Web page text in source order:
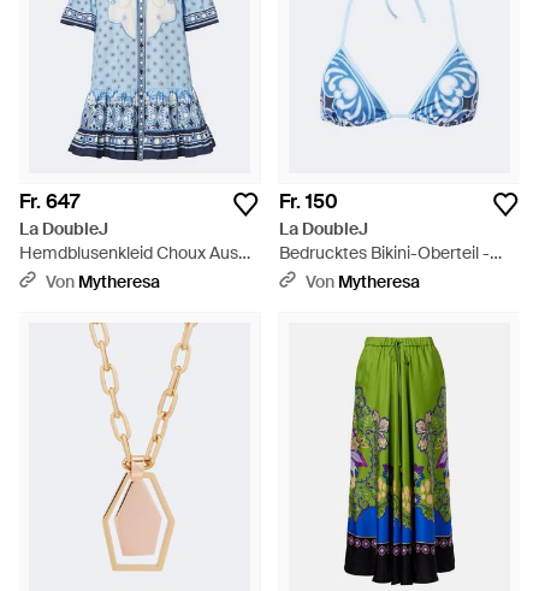
Fr. 647
La DoubleJ
Hemdblusenkleid Choux Aus
Baumwollpopeline - Blau
Von Mytheresa
Fr. 150
La DoubleJ
Bedrucktes Bikini-Oberteil -
BlauVon Mytheresa